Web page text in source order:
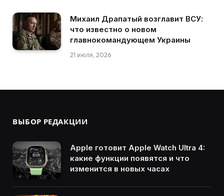
Михаил Драпатый возглавит ВСУ:
что известно о новом
главнокомандующем Украины
21 июля, 2026
ВЫБОР РЕДАКЦИИ
Apple готовит Apple Watch Ultra 4:
какие функции появятся и что
изменится в новых часах